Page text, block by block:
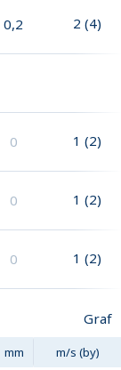
0,2 2 (4)
0 1 (2)
0 1 (2)
0 1 (2)
Graf
mm m/s (by)